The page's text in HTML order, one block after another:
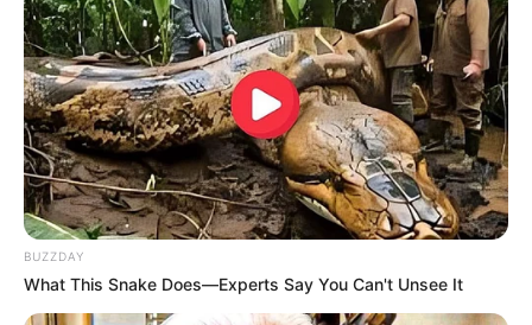
BUZZDAY
What This Snake Does—Experts Say You Can't Unsee It